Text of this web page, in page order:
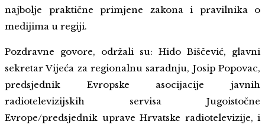
najbolje praktične primjene zakona i pravilnika o
medijima u regiji.
Pozdravne govore, održali su: Hido Biščević, glavni
sekretar Vijeća za regionalnu saradnju, Josip Popovac,
predsjednik Evropske asocijacije javnih
radiotelevizijskih servisa Jugoistočne
Evrope/predsjednik uprave Hrvatske radiotelevizije, i